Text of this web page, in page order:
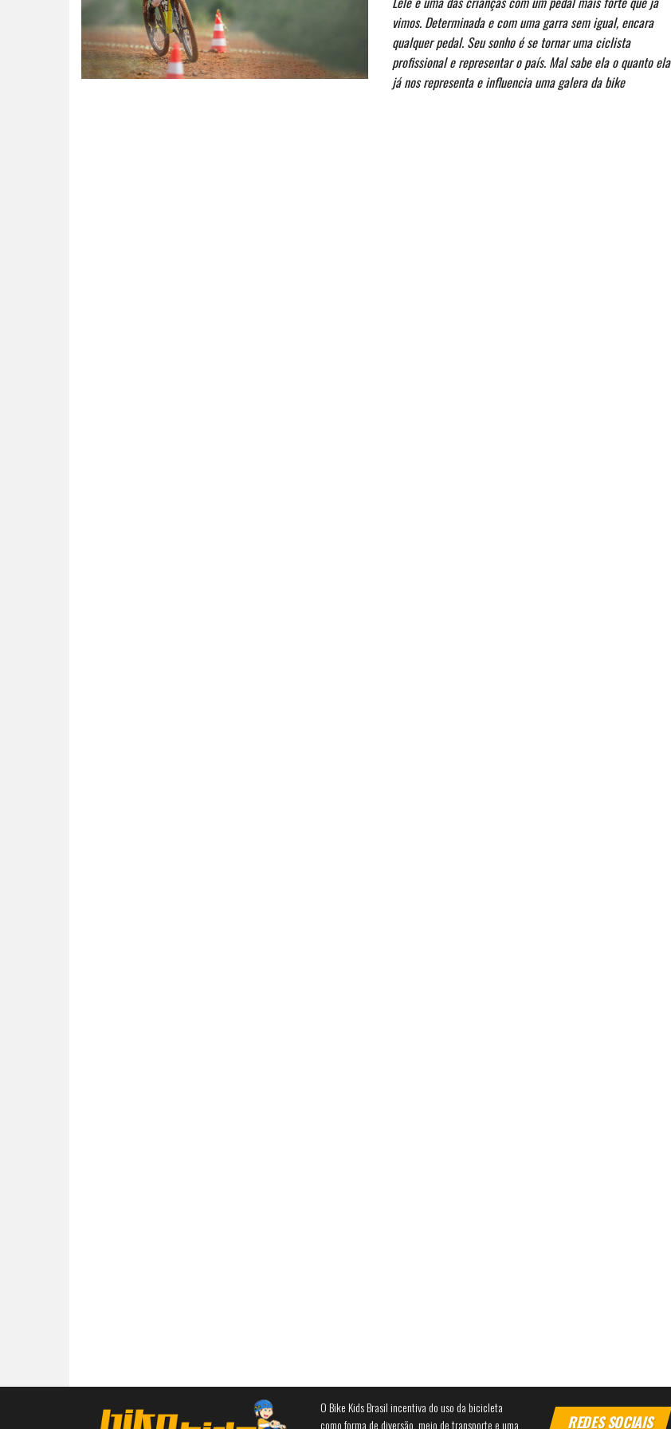
vimos. Determinada e com uma garra sem igual, encara
qualquer pedal. Seu sonho é se tornar uma ciclista
profissional e representar o país. Mal sabe ela o quanto ela
já nos representa e influencia uma galera da bike
O Bike Kids Brasil incentiva do uso da bicicleta
como forma de diversão, meio de transporte e uma
REDES SOCIAIS